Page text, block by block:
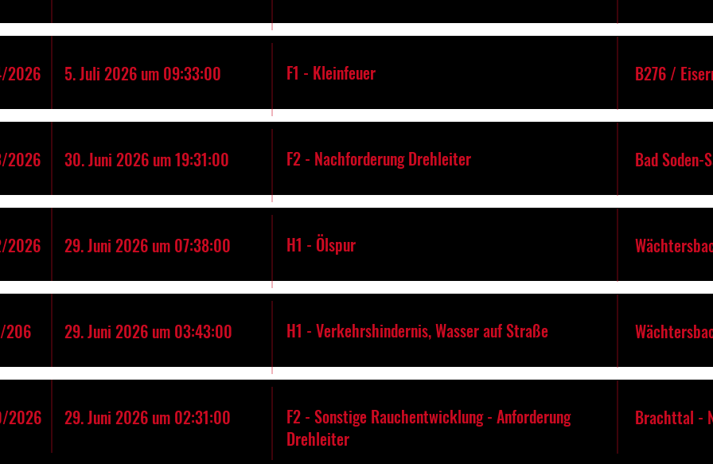
2026 5. Juli 2026 um 09:33:00 F1 - Kleinfeuer B276 /
2026 30. Juni 2026 um 19:31:00 F2 - Nachforderung Drehleiter Bad
2026 29. Juni 2026 um 07:38:00 H1 - Ölspur
206 29. Juni 2026 um 03:43:00 H1 - Verkehrshindernis, Wasser auf Straße
2026 29. Juni 2026 um 02:31:00
F2 - Sonstige Rauchentwicklung - Anforderung
Drehleiter
Brachttal -